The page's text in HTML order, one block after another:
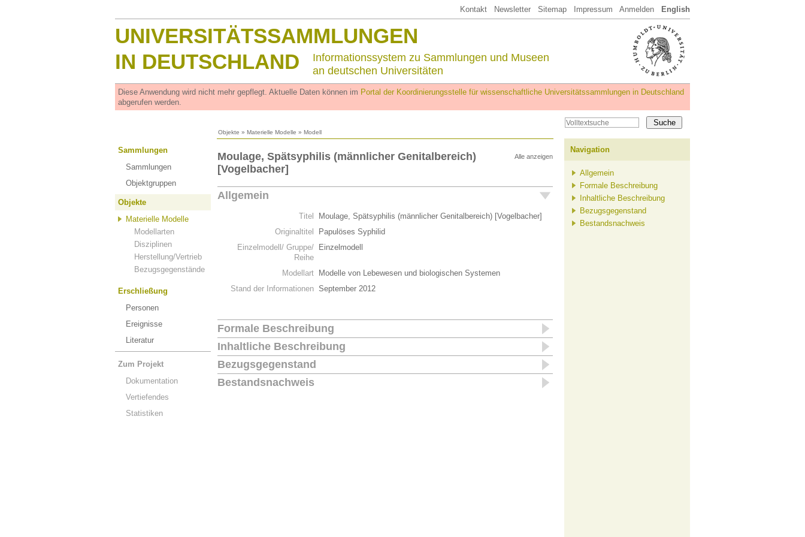
Kontakt Newsletter Sitemap Impressum Anmelden English
UNIVERSITÄTSSAMMLUNGEN
IN DEUTSCHLAND
Informationssystem zu Sammlungen und Museen
an deutschen Universitäten
Diese Anwendung wird nicht mehr gepflegt. Aktuelle Daten können im Portal der Koordinierungsstelle für wissenschaftliche Universitätssammlungen in Deutschland
abgerufen werden.
Objekte » Materielle Modelle » Modell
Sammlungen
Sammlungen
Objektgruppen
Objekte
Materielle Modelle
Modellarten
Disziplinen
Herstellung/Vertrieb
Bezugsgegenstände
Erschließung
Personen
Ereignisse
Literatur
Zum Projekt
Dokumentation
Vertiefendes
Statistiken
Alle anzeigen
Moulage, Spätsyphilis (männlicher Genitalbereich)
[Vogelbacher]
Allgemein
Titel
Moulage, Spätsyphilis (männlicher Genitalbereich) [Vogelbacher]
Originaltitel
Papulöses Syphilid
Einzelmodell/ Gruppe/
Reihe
Einzelmodell
Modellart
Modelle von Lebewesen und biologischen Systemen
Stand der Informationen September 2012
Formale Beschreibung
Inhaltliche Beschreibung
Bezugsgegenstand
Bestandsnachweis
Navigation
Allgemein
Formale Beschreibung
Inhaltliche Beschreibung
Bezugsgegenstand
Bestandsnachweis